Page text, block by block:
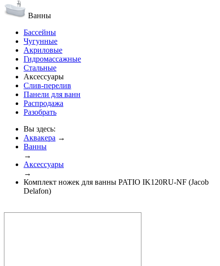
Ванны
Бассейны
Чугунные
Акриловые
Гидромассажные
Стальные
Аксессуары
Слив-перелив
Панели для ванн
Распродажа
Разобрать
Вы здесь:
Аквакера →
Ванны
→
Аксессуары
→
Комплект ножек для ванны PATIO IK120RU-NF (Jacob
Delafon)